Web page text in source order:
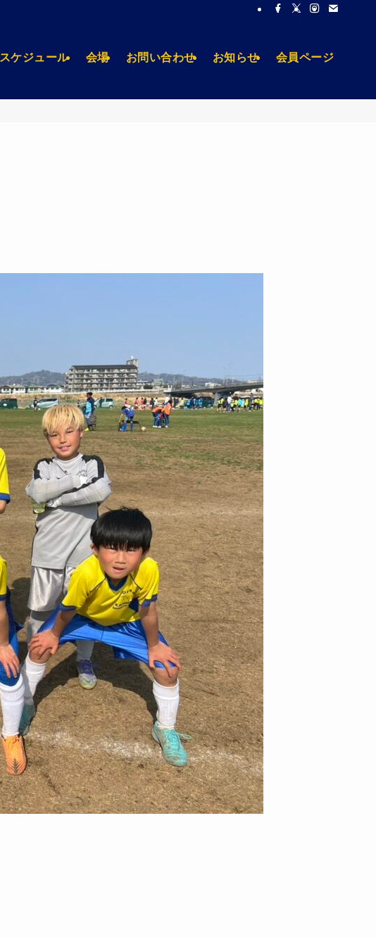
スケジュール 会場 お問い合わせ お知らせ 会員ページ